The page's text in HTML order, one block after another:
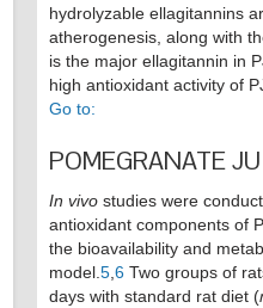
hydrolyzable ellagitannins
atherogenesis, along with
is the major ellagitannin in
high antioxidant activity of
Go to:
POMEGRANATE
In vivo studies were
antioxidant components of
the bioavailability and
model. 5 6 Two groups of
days with standard rat diet (